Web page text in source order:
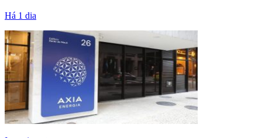
Há 1 dia